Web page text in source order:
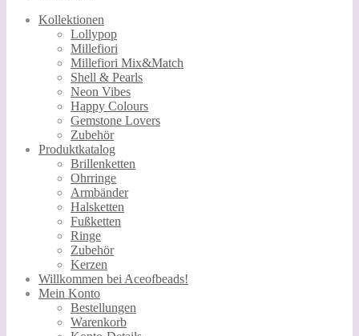
Kollektionen
Lollypop
Millefiori
Millefiori Mix&Match
Shell & Pearls
Neon Vibes
Happy Colours
Gemstone Lovers
Zubehör
Produktkatalog
Brillenketten
Ohrringe
Armbänder
Halsketten
Fußketten
Ringe
Zubehör
Kerzen
Willkommen bei Aceofbeads!
Mein Konto
Bestellungen
Warenkorb